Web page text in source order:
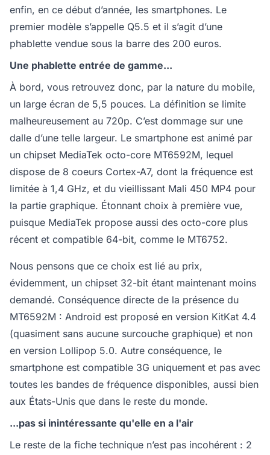
enfin, en ce début d’année, les smartphones. Le
premier modèle s’appelle Q5.5 et il s’agit d’une
phablette vendue sous la barre des 200 euros.
Une phablette entrée de gamme...
À bord, vous retrouvez donc, par la nature du mobile,
un large écran de 5,5 pouces. La définition se limite
malheureusement au 720p. C’est dommage sur une
dalle d’une telle largeur. Le smartphone est animé par
un chipset MediaTek octo-core MT6592M, lequel
dispose de 8 coeurs Cortex-A7, dont la fréquence est
limitée à 1,4 GHz, et du vieillissant Mali 450 MP4 pour
la partie graphique. Étonnant choix à première vue,
puisque MediaTek propose aussi des octo-core plus
récent et compatible 64-bit, comme le MT6752.
Nous pensons que ce choix est lié au prix,
évidemment, un chipset 32-bit étant maintenant moins
demandé. Conséquence directe de la présence du
MT6592M : Android est proposé en version KitKat 4.4
(quasiment sans aucune surcouche graphique) et non
en version Lollipop 5.0. Autre conséquence, le
smartphone est compatible 3G uniquement et pas avec
toutes les bandes de fréquence disponibles, aussi bien
aux États-Unis que dans le reste du monde.
...pas si inintéressante qu'elle en a l'air
Le reste de la fiche technique n’est pas incohérent : 2